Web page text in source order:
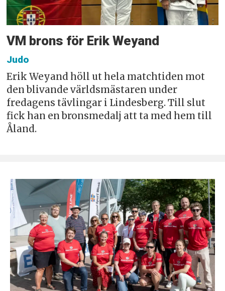
VM brons för Erik Weyand
Judo
Erik Weyand höll ut hela matchtiden mot
den blivande världsmästaren under
fredagens tävlingar i Lindesberg. Till slut
fick han en bronsmedalj att ta med hem till
Åland.